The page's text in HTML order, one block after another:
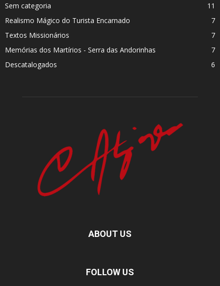
Sem categoria
11
Realismo Mágico do Turista Encarnado
7
Textos Missionários
7
Memórias dos Martí­rios - Serra das Andorinhas
7
Descatalogados
6
ABOUT US
FOLLOW US